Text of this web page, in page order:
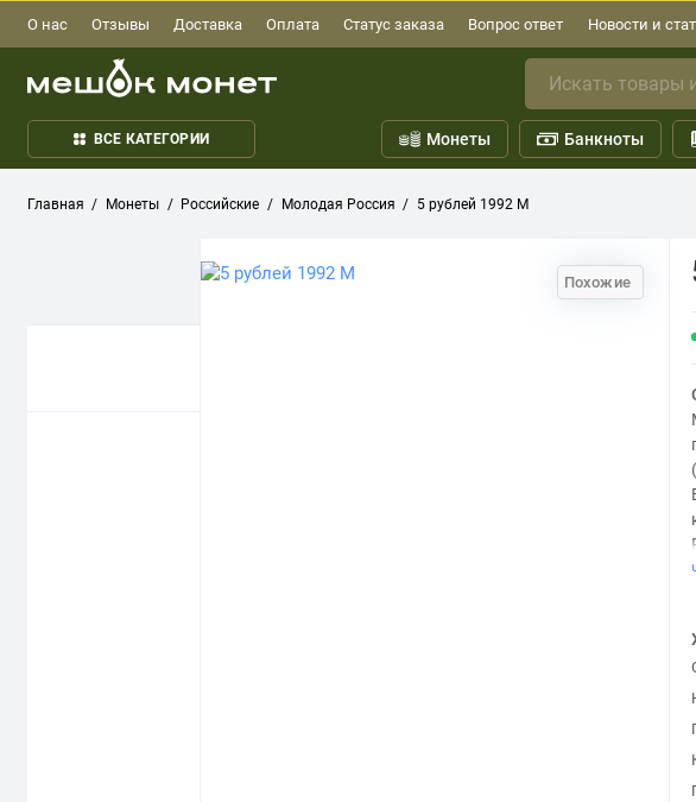
О нас Отзывы Доставка Оплата Статус заказа Вопрос ответ Новости и
ВСЕ КАТЕГОРИИ Монеты Банкноты
Главная Монеты Российские Молодая Россия 5 рублей 1992 М
Похожие